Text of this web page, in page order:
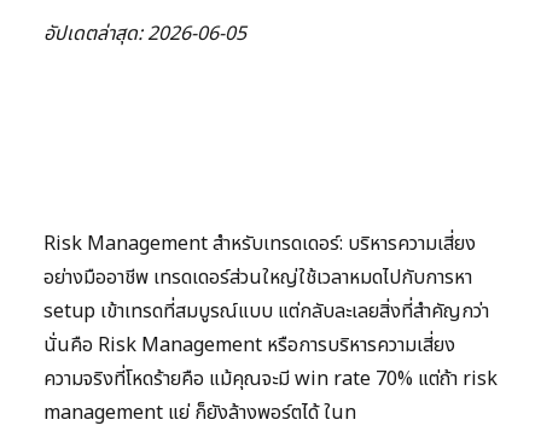
อัปเดตล่าสุด: 2026-06-05
Risk Management สำหรับเทรดเดอร์: บริหารความเสี่ยง
อย่างมืออาชีพ เทรดเดอร์ส่วนใหญ่ใช้เวลาหมดไปกับการหา
setup เข้าเทรดที่สมบูรณ์แบบ แต่กลับละเลยสิ่งที่สำคัญกว่า
นั่นคือ Risk Management หรือการบริหารความเสี่ยง
ความจริงที่โหดร้ายคือ แม้คุณจะมี win rate 70% แต่ถ้า risk
management แย่ ก็ยังล้างพอร์ตได้ ในท